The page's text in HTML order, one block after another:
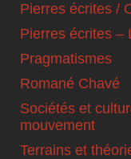
Pierres écrites /
Pierres écrites –
Pragmatismes
Romané Chavé
Sociétés et
mouvement
Terrains et